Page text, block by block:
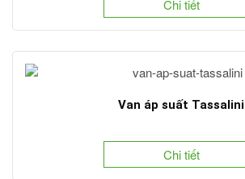
Chi tiết
Van áp suất Tassalini
Chi tiết